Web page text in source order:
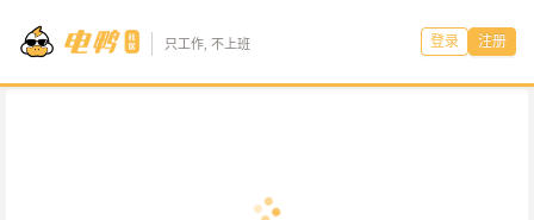
只工作, 不上班 登录 注册